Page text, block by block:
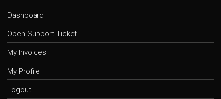
Dashboard
Open Support Ticket
My Invoices
My Profile
Logout